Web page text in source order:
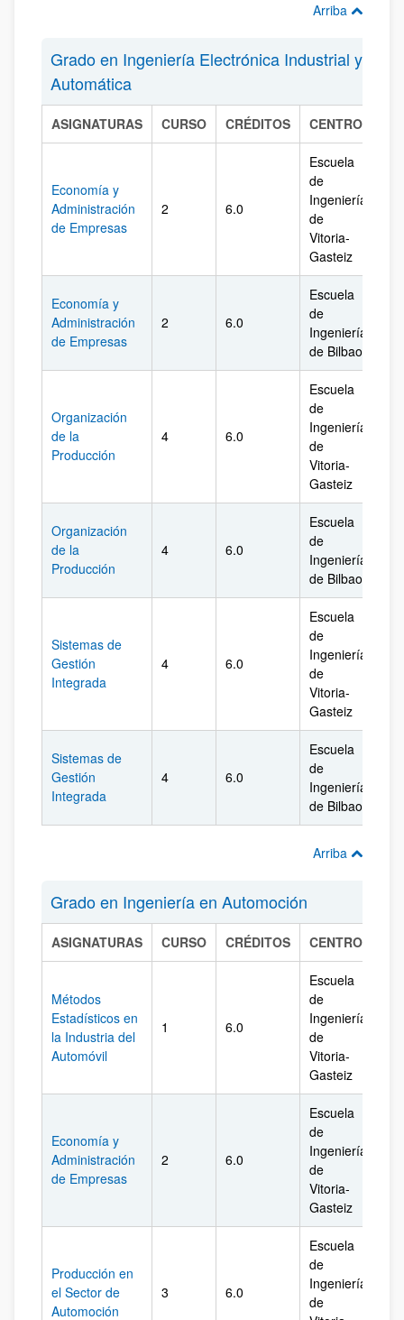
Arriba
Grado en Ingeniería Electrónica Industrial y
Automática
ASIGNATURAS CURSO CRÉDITOS CENTRO
Economía y
Administración
de Empresas
2 6.0
Escuela
de
Ingeniería
de
Vitoria-
Gasteiz
Economía y
Administración
de Empresas
2 6.0
Escuela
de
Ingeniería
de Bilbao
Organización
de la
Producción
4 6.0
Escuela
de
Ingeniería
de
Vitoria-
Gasteiz
Organización
de la
Producción
4 6.0
Escuela
de
Ingeniería
de Bilbao
Sistemas de
Gestión
Integrada
4 6.0
Escuela
de
Ingeniería
de
Vitoria-
Gasteiz
Sistemas de
Gestión
Integrada
4 6.0
Escuela
de
Ingeniería
de Bilbao
Arriba
Grado en Ingeniería en Automoción
ASIGNATURAS CURSO CRÉDITOS CENTRO
Métodos
Estadísticos en
la Industria del
Automóvil
1 6.0
Escuela
de
Ingeniería
de
Vitoria-
Gasteiz
Economía y
Administración
de Empresas
2 6.0
Escuela
de
Ingeniería
de
Vitoria-
Gasteiz
Producción en
el Sector de
Automoción
3 6.0
Escuela
de
Ingeniería
de